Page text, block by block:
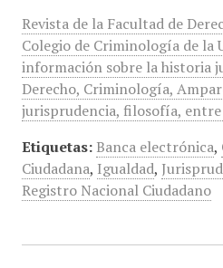
Revista de la Facultad de
Colegio de Criminología de la
información sobre la historia
Derecho, Criminología,
jurisprudencia, filosofía,
Etiquetas: Banca electrónica,
Ciudadana, Igualdad,
Registro Nacional Ciudadano